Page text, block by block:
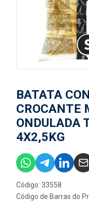
BATATA
CROCANTE
ONDULADA
4X2,5KG
Código: 33558
Código de Barras do